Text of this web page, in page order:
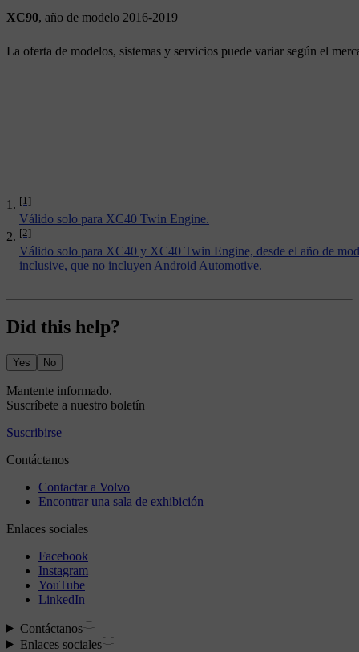
XC90, año de modelo 2016-2019
La oferta de modelos, sistemas y servicios puede variar según el
[1]
Válido solo para XC40 Twin Engine.
[2]
Válido solo para XC40 y XC40 Twin Engine, desde el año de
inclusive, que no incluyen Android Automotive.
Did this help?
Yes No